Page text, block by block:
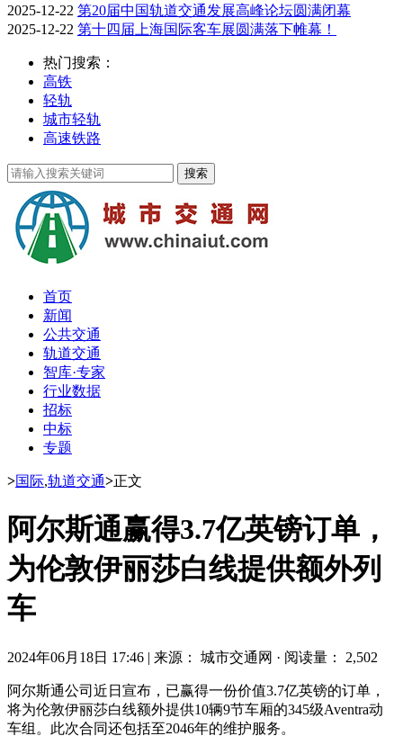
2025-12-22 第20届中国轨道交通发展高峰论坛圆满闭幕
2025-12-22 第十四届上海国际客车展圆满落下帷幕！
热门搜索：
高铁
轻轨
城市轻轨
高速铁路
首页
新闻
公共交通
轨道交通
智库·专家
行业数据
招标
中标
专题
>国际,轨道交通>正文
阿尔斯通赢得3.7亿英镑订单，
为伦敦伊丽莎白线提供额外列
车
2024年06月18日 17:46 | 来源： 城市交通网 · 阅读量： 2,502
阿尔斯通公司近日宣布，已赢得一份价值3.7亿英镑的订单，
将为伦敦伊丽莎白线额外提供10辆9节车厢的345级Aventra动
车组。此次合同还包括至2046年的维护服务。